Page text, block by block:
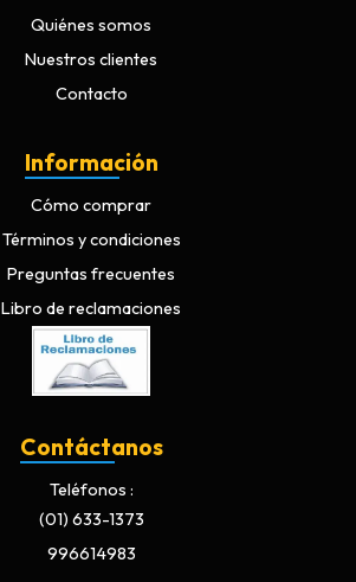
Quiénes somos
Nuestros clientes
Contacto
Información
Cómo comprar
Términos y condiciones
Preguntas frecuentes
Libro de reclamaciones
Contáctanos
Teléfonos
(01) 633-1373
996614983